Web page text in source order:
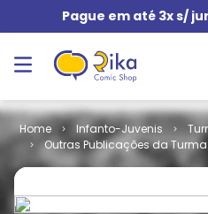
Pague em até 3x s/
Infanto-Juvenis
Outras Publicações da Turma